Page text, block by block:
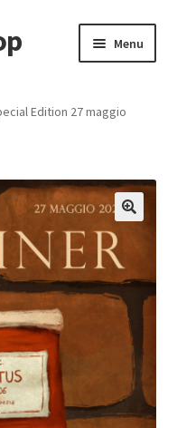
Menu
e reso
Edition 27 maggio